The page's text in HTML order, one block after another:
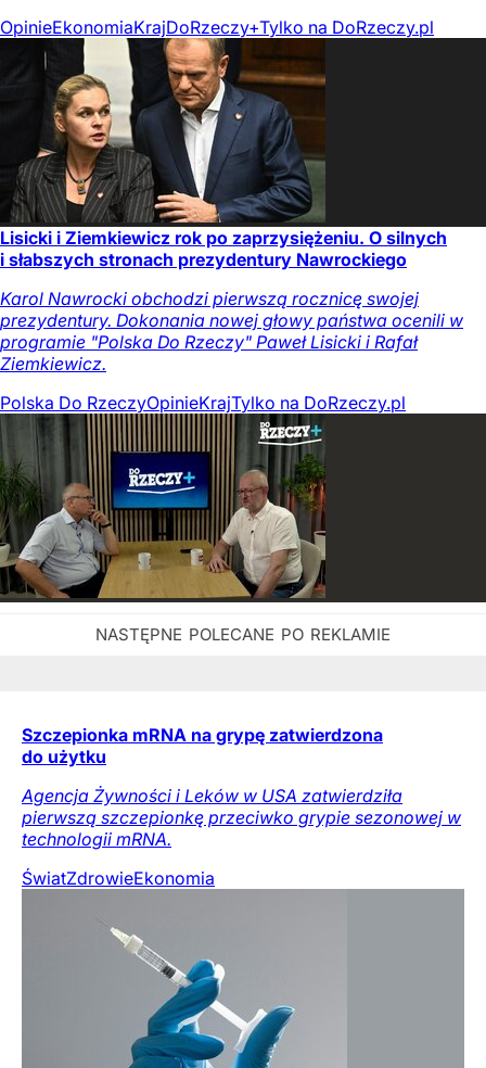
OpinieEkonomiaKrajDoRzeczy+Tylko na DoRzeczy.pl
Lisicki i Ziemkiewicz rok po zaprzysiężeniu. O silnych
i słabszych stronach prezydentury Nawrockiego
Karol Nawrocki obchodzi pierwszą rocznicę swojej
prezydentury. Dokonania nowej głowy państwa ocenili w
programie "Polska Do Rzeczy" Paweł Lisicki i Rafał
Ziemkiewicz.
Polska Do RzeczyOpinieKrajTylko na DoRzeczy.pl
Szczepionka mRNA na grypę zatwierdzona
do użytku
Agencja Żywności i Leków w USA zatwierdziła
pierwszą szczepionkę przeciwko grypie sezonowej w
technologii mRNA.
ŚwiatZdrowieEkonomia